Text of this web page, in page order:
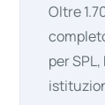
Oltre
per SPL,